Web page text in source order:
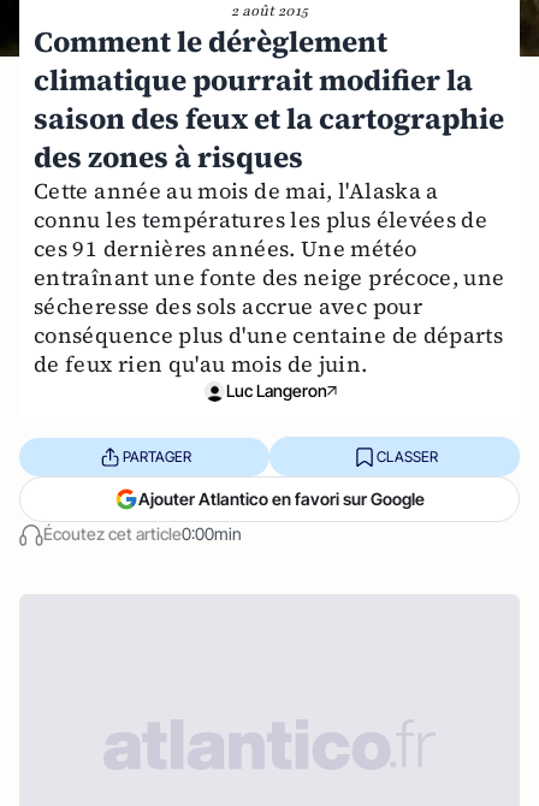
2 août 2015
Comment le dérèglement
climatique pourrait modifier la
saison des feux et la cartographie
des zones à risques
Cette année au mois de mai, l'Alaska a
connu les températures les plus élevées de
ces 91 dernières années. Une météo
entraînant une fonte des neige précoce, une
sécheresse des sols accrue avec pour
conséquence plus d'une centaine de départs
de feux rien qu'au mois de juin.
Luc Langeron
Écoutez cet article0:00min
PARTAGER CLASSER
Ajouter Atlantico en favori sur Google